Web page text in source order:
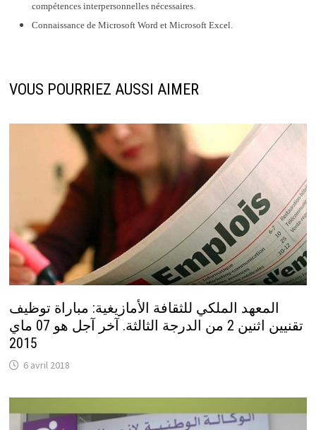
compétences interpersonnelles nécessaires.
Connaissance de Microsoft Word et Microsoft Excel.
VOUS POURRIEZ AUSSI AIMER
المعهد الملكي للثقافة الأمازيغية: مباراة توظيف
تقنيين اثنين 2 من الدرجة الثالثة. آخر آجل هو 07 ماي
2015
6 avril 2018